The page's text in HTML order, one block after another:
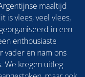
maaltijd
is vlees, veel vlees,
in een
enthousiaste
vader en nam ons
We kregen uitleg